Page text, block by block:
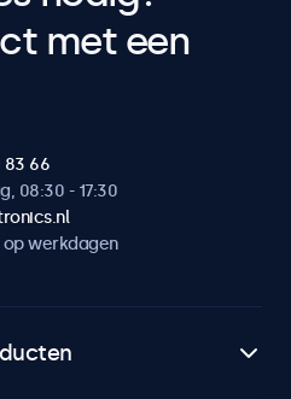
met een
83 66
08:30 - 17:30
op werkdagen